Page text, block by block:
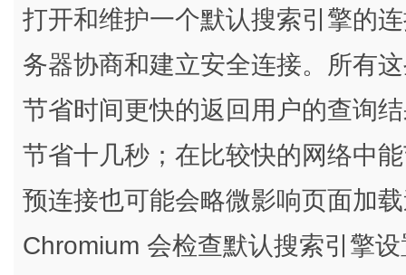
打开和维护一个默认搜索引擎的
务器协商和建立安全连接。所有
节省时间更快的返回用户的查询
节省十几秒；在比较快的网络中
预连接也可能会略微影响页面加
Chromium 会检查默认搜索引擎